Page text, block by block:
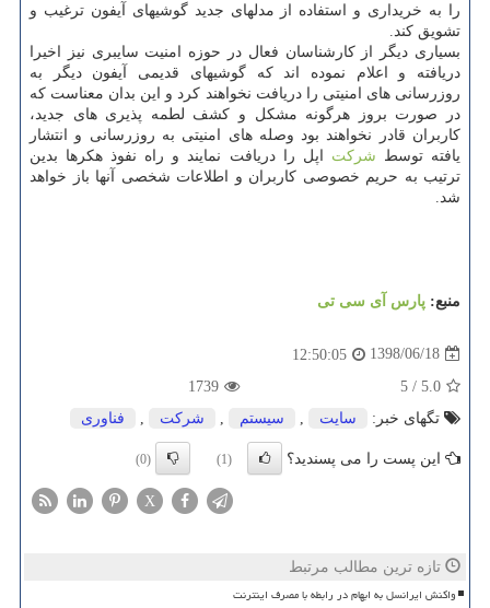
را به خریداری و استفاده از مدلهای جدید گوشیهای آیفون ترغیب و
تشویق كند.
بسیاری دیگر از كارشناسان فعال در حوزه امنیت سایبری نیز اخیرا
دریافته و اعلام نموده اند كه گوشیهای قدیمی آیفون دیگر به
روزرسانی های امنیتی را دریافت نخواهند كرد و این بدان معناست كه
در صورت بروز هرگونه مشكل و كشف لطمه پذیری های جدید،
كاربران قادر نخواهند بود وصله های امنیتی به روزرسانی و انتشار
یافته توسط شركت اپل را دریافت نمایند و راه نفوذ هكرها بدین
ترتیب به حریم خصوصی كاربران و اطلاعات شخصی آنها باز خواهد
شد.
منبع: پارس آی سی تی
1398/06/18
12:50:05
5.0
/
5
1739
تگهای خبر:
سایت , سیستم , شركت , فناوری
این پست را می پسندید؟ (1)
(0)
X
تازه ترین مطالب مرتبط
واکنش ایرانسل به ابهام در رابطه با مصرف اینترنت